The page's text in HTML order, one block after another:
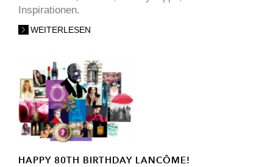
Inspirationen.
WEITERLESEN
HAPPY 80TH BIRTHDAY LANCÔME!